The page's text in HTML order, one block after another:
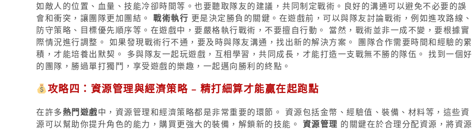
如敵人的位置、血量、技能冷卻時間等。也要聽取隊友的建議，共同制定戰術。良好的溝通可以避免不必要的誤
會和衝突，讓團隊更加團結。 戰術執行 更是決定勝負的關鍵。在遊戲前，可以與隊友討論戰術，例如進攻路線、
防守策略、目標優先順序等。在遊戲中，要嚴格執行戰術，不要擅自行動。 當然，戰術並非一成不變，要根據實
際情況進行調整。 如果發現戰術行不通，要及時與隊友溝通，找出新的解決方案。 團隊合作需要時間和經驗的累
積，才能培養出默契。 多與隊友一起玩遊戲，互相學習，共同成長，才能打造一支戰無不勝的隊伍。 找到一個好
的團隊，勝過單打獨鬥，享受遊戲的樂趣，一起邁向勝利的終點。
攻略四：資源管理與經濟策略 – 精打細算才能贏在起跑點
在許多熱門遊戲中，資源管理和經濟策略都是非常重要的環節。 資源包括金幣、經驗值、裝備、材料等，這些資
源可以幫助你提升角色的能力，購買更強大的裝備，解鎖新的技能。 資源管理 的關鍵在於合理分配資源，將資源